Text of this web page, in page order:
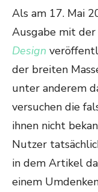
Als am 17. Mai
Ausgabe mit
Design
der breiten
unter anderem
versuchen die
ihnen nicht
Nutzer
in dem Artikel
einem